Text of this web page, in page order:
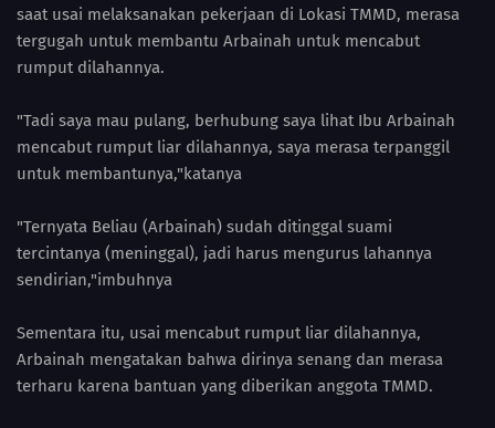
saat usai melaksanakan pekerjaan di Lokasi TMMD, merasa
tergugah untuk membantu Arbainah untuk mencabut
rumput dilahannya.
"Tadi saya mau pulang, berhubung saya lihat Ibu Arbainah
mencabut rumput liar dilahannya, saya merasa terpanggil
untuk membantunya,"katanya
"Ternyata Beliau (Arbainah) sudah ditinggal suami
tercintanya (meninggal), jadi harus mengurus lahannya
sendirian,"imbuhnya
Sementara itu, usai mencabut rumput liar dilahannya,
Arbainah mengatakan bahwa dirinya senang dan merasa
terharu karena bantuan yang diberikan anggota TMMD.